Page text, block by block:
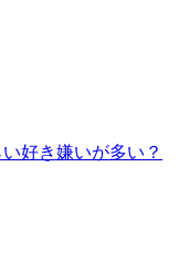
好き嫌いが多い？